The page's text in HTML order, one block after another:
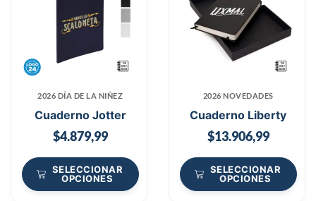
2026 DÍA DE LA NIÑEZ
Cuaderno Jotter
$4.879,99
SELECCIONAR
OPCIONES
2026 NOVEDADES
Cuaderno Liberty
$13.906,99
SELECCIONAR
OPCIONES